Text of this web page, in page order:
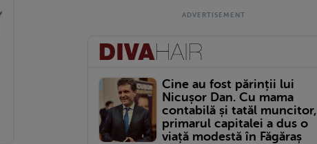
Cine au fost părinții lui
Nicușor Dan. Cu mama
contabilă și tatăl muncitor,
primarul capitalei a dus o
viață modestă în Făgăraș